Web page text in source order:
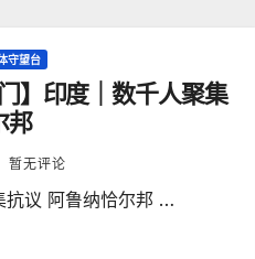
守望台
】印度｜数千人聚集
邦
暂无评论
抗议 阿鲁纳恰尔邦 …